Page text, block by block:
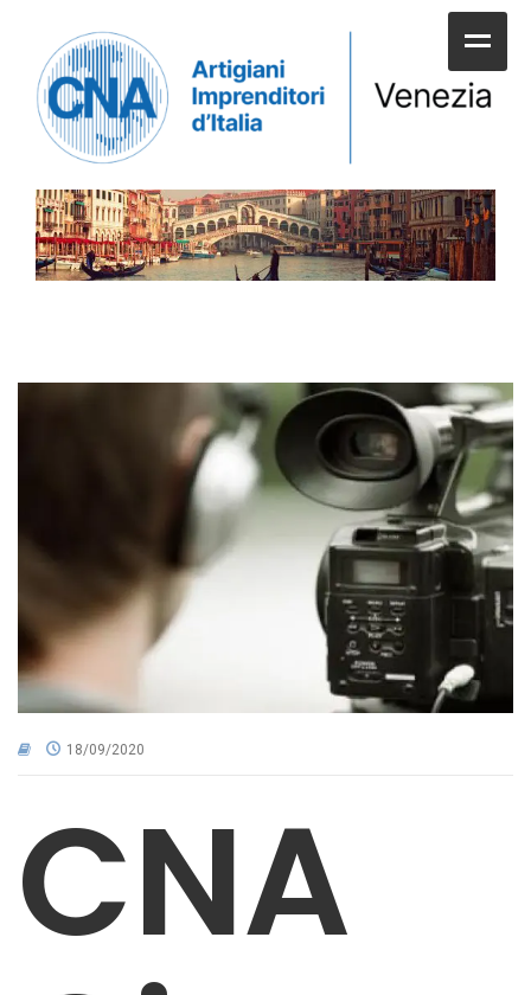
HOME
SERVIZI ALLE IMPRESE
APPUNTAMENTI E NEWS
SPORTELLI
CNA NEL TERRITORIO
AREA RISERVATA
18/09/2020
CNA